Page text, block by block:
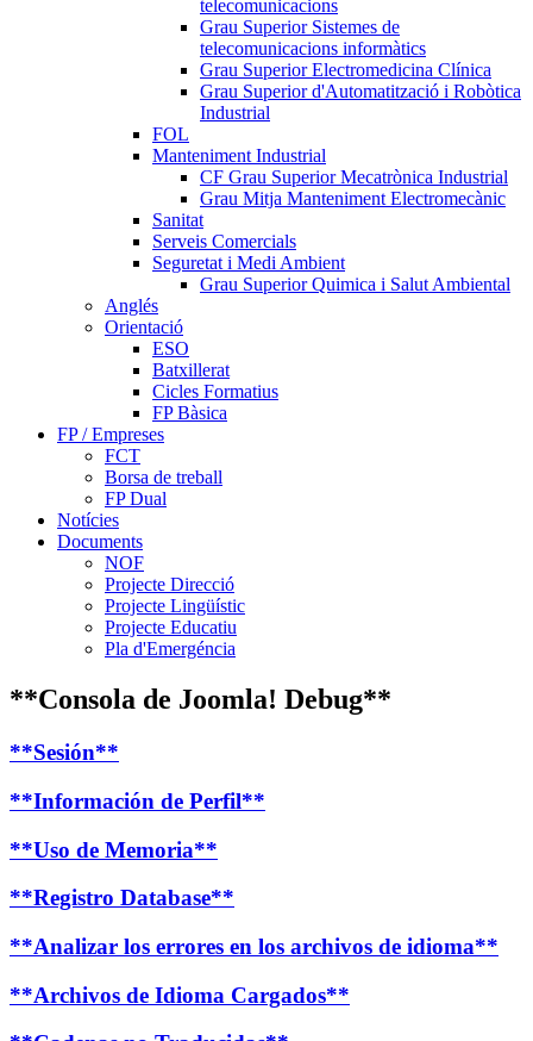
telecomunicacions
Grau Superior Sistemes de
telecomunicacions informàtics
Grau Superior Electromedicina Clínica
Grau Superior d'Automatització i Robòtica
Industrial
FOL
Manteniment Industrial
CF Grau Superior Mecatrònica Industrial
Grau Mitja Manteniment Electromecànic
Sanitat
Serveis Comercials
Seguretat i Medi Ambient
Grau Superior Quimica i Salut Ambiental
Anglés
Orientació
ESO
Batxillerat
Cicles Formatius
FP Bàsica
FP / Empreses
FCT
Borsa de treball
FP Dual
Notícies
Documents
NOF
Projecte Direcció
Projecte Lingüístic
Projecte Educatiu
Pla d'Emergéncia
**Consola de Joomla! Debug**
**Sesión**
**Información de Perfil**
**Uso de Memoria**
**Registro Database**
**Analizar los errores en los archivos de idioma**
**Archivos de Idioma Cargados**